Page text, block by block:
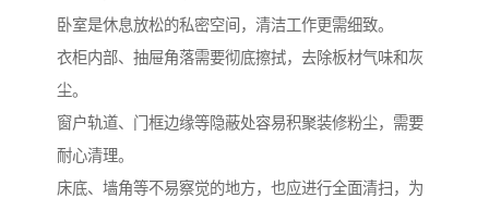
卧室是休息放松的私密空间，清洁工作更需细致。
衣柜内部、抽屉角落需要彻底擦拭，去除板材气味和灰
尘。
窗户轨道、门框边缘等隐蔽处容易积聚装修粉尘，需要
耐心清理。
床底、墙角等不易察觉的地方，也应进行全面清扫，为